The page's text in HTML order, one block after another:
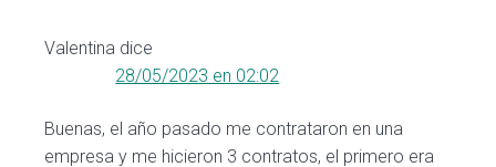
lectores
Valentina dice
28/05/2023 en 02:02
Buenas, el año pasado me contrataron en una
empresa y me hicieron 3 contratos, el primero era